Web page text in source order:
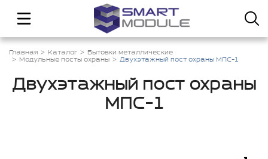
Главная Каталог
Бытовки металлические
Модульные посты охраны
Двухэтажный пост охраны МПС-1
Двухэтажный пост охраны
МПС-1